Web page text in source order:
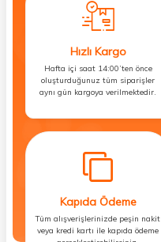
Hızlı Kargo
Hafta içi saat 14:00’ten önce
oluşturduğunuz tüm siparişler
aynı gün kargoya verilmektedir.
Kapıda Ödeme
Tüm alışverişlerinizde peşin nakit
veya kredi kartı ile kapıda ödeme